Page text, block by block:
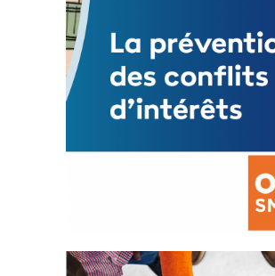
FEUILLETER
La prévention des conflits